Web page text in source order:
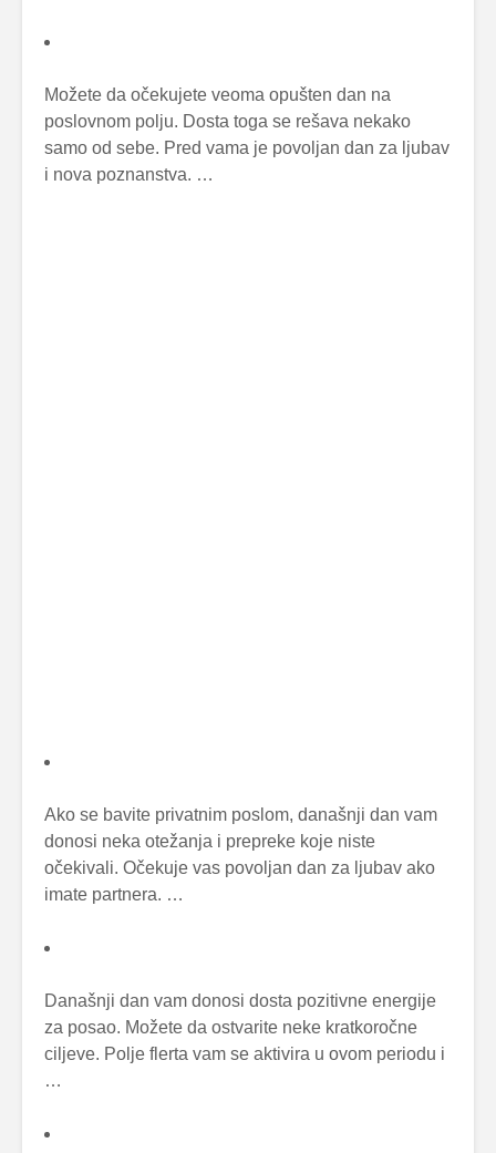
Možete da očekujete veoma opušten dan na
poslovnom polju. Dosta toga se rešava nekako
samo od sebe. Pred vama je povoljan dan za ljubav
i nova poznanstva. …
Ako se bavite privatnim poslom, današnji dan vam
donosi neka otežanja i prepreke koje niste
očekivali. Očekuje vas povoljan dan za ljubav ako
imate partnera. …
Današnji dan vam donosi dosta pozitivne energije
za posao. Možete da ostvarite neke kratkoročne
ciljeve. Polje flerta vam se aktivira u ovom periodu i
…